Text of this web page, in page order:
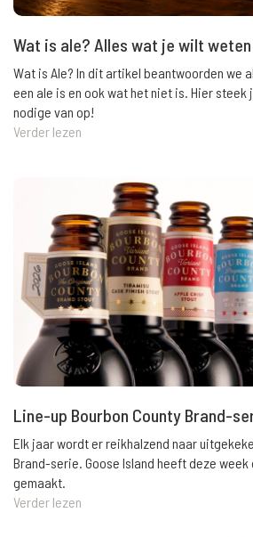
Wat is ale? Alles wat je wilt
Wat is Ale? In dit artikel beantwoorden we
een ale is en ook wat het niet is. Hier steek
nodige van op!
Verder lezen
Line-up Bourbon County Brand-
Elk jaar wordt er reikhalzend naar
Brand-serie. Goose Island heeft deze
gemaakt.
Verder lezen